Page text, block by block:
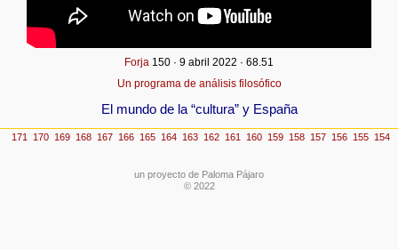
Forja 150 · 9 abril 2022 · 68.51
Un programa de análisis filosófico
El mundo de la “cultura” y España
un proyecto de Paloma Pájaro
© 2022